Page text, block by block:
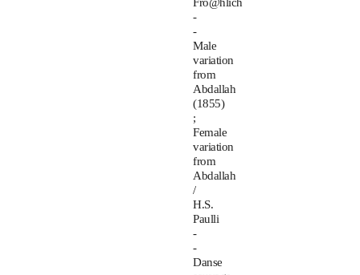
Fro@hlich
-
-
Male
variation
from
Abdallah
(1855)
;
Female
variation
from
Abdallah
/
H.S.
Paulli
-
-
Danse